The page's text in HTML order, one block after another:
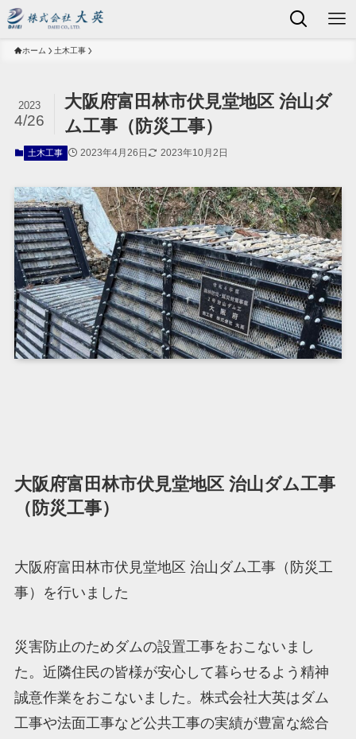
ホーム 土木工事
大阪府富田林市伏見堂地区 治山ダ
ム工事（防災工事）
2023
4/26
土木工事 2023年4月26日 2023年10月2日
大阪府富田林市伏見堂地区 治山ダム工事
（防災工事）
大阪府富田林市伏見堂地区 治山ダム工事（防災工
事）を行いました
災害防止のためダムの設置工事をおこないまし
た。近隣住民の皆様が安心して暮らせるよう精神
誠意作業をおこないました。株式会社大英はダム
工事や法面工事など公共工事の実績が豊富な総合